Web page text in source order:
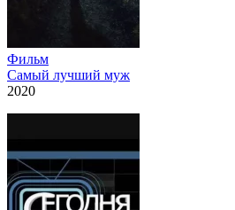
Фильм
Самый лучший муж
2020